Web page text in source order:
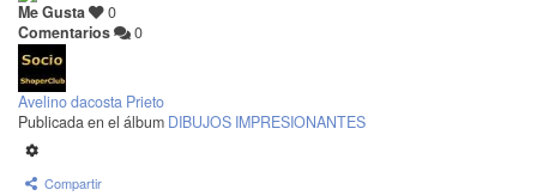
Me Gusta
0
Comentarios
0
Avelino dacosta Prieto
Publicada en el álbum DIBUJOS IMPRESIONANTES
Compartir